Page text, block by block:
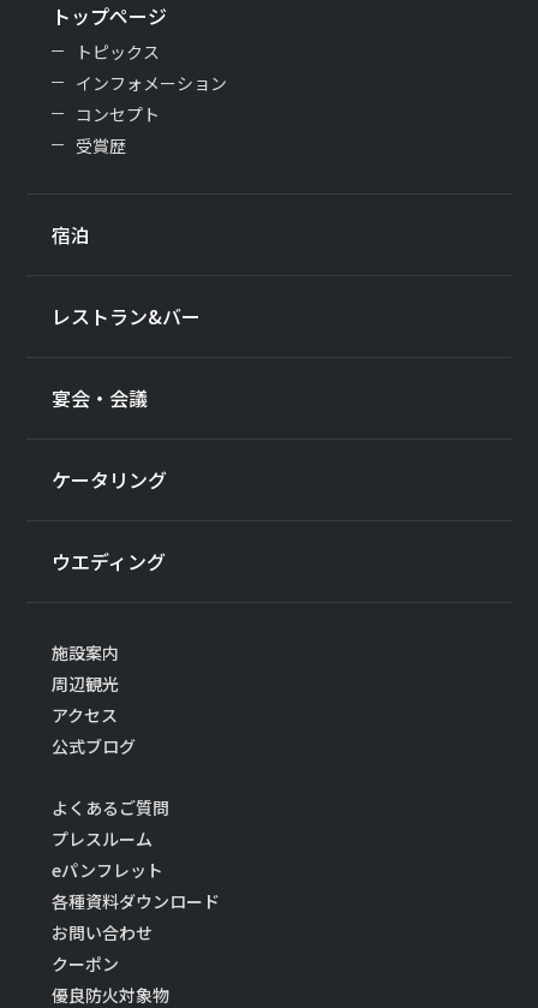
トップページ
トピックス
インフォメーション
コンセプト
受賞歴
宿泊
レストラン&バー
宴会・会議
ケータリング
ウエディング
施設案内
周辺観光
アクセス
公式ブログ
よくあるご質問
プレスルーム
eパンフレット
各種資料ダウンロード
お問い合わせ
クーポン
優良防火対象物